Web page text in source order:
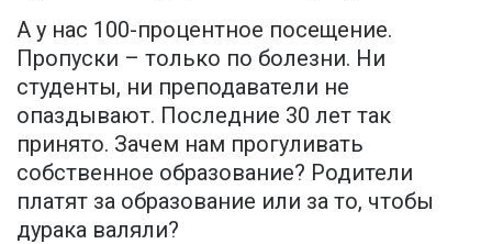
А у нас 100-процентное посещение.
Пропуски – только по болезни. Ни
студенты, ни преподаватели не
опаздывают. Последние 30 лет так
принято. Зачем нам прогуливать
собственное образование? Родители
платят за образование или за то, чтобы
дурака валяли?